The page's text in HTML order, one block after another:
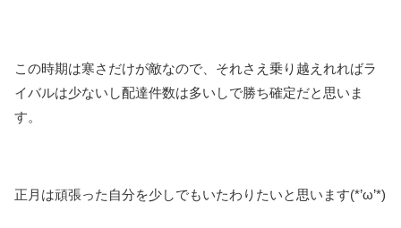
この時期は寒さだけが敵なので、それさえ乗り越えれればラ
イバルは少ないし配達件数は多いしで勝ち確定だと思いま
す。
正月は頑張った自分を少しでもいたわりたいと思います(*’ω’*)